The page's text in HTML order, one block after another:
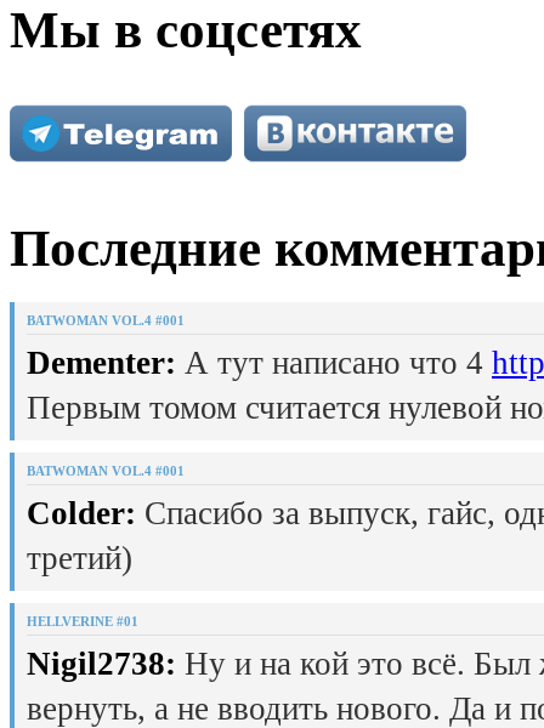
Мы в соцсетях
Последние
BATWOMAN VOL.4 #001
Dementer: А тут написано что 4
Первым томом считается нулевой
BATWOMAN VOL.4 #001
Colder: Спасибо за выпуск, гайс,
третий)
HELLVERINE #01
Nigil2738: Ну и на кой это всё.
вернуть, а не вводить нового. Да и